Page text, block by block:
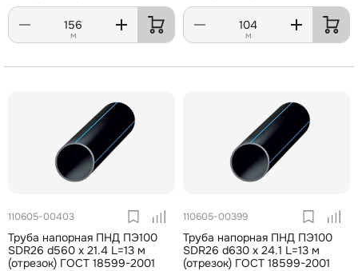
м м
110605-00403
Труба напорная ПНД ПЭ100
SDR26 d560 х 21.4 L=13 м
(отрезок) ГОСТ 18599-2001
110605-00399
Труба напорная ПНД ПЭ100
SDR26 d630 х 24.1 L=13 м
(отрезок) ГОСТ 18599-2001